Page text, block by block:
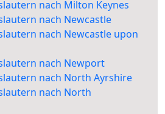
nach Milton Keynes
nach Newcastle
nach Newcastle upon
nach Newport
nach North Ayrshire
nach North